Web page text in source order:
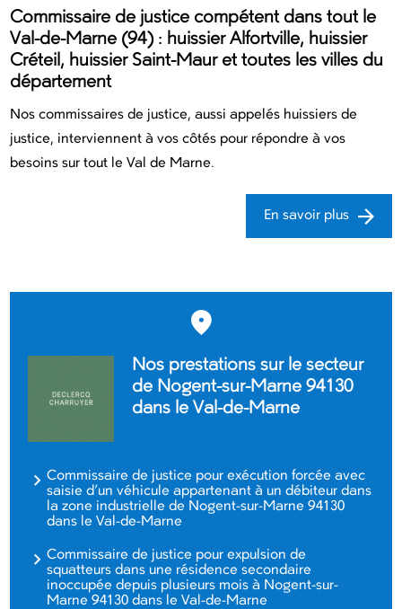
Commissaire de justice compétent dans tout le
Val-de-Marne (94) : huissier Alfortville, huissier
Créteil, huissier Saint-Maur et toutes les villes du
département
Nos commissaires de justice, aussi appelés huissiers de
justice, interviennent à vos côtés pour répondre à vos
besoins sur tout le Val de Marne.
En savoir plus
Nos prestations sur le secteur
de Nogent-sur-Marne 94130
dans le Val-de-Marne
Commissaire de justice pour exécution forcée avec
saisie d’un véhicule appartenant à un débiteur dans
la zone industrielle de Nogent-sur-Marne 94130
dans le Val-de-Marne
Commissaire de justice pour expulsion de
squatteurs dans une résidence secondaire
inoccupée depuis plusieurs mois à Nogent-sur-
Marne 94130 dans le Val-de-Marne